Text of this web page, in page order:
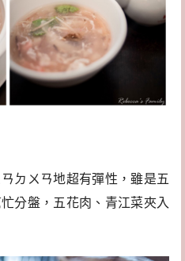
ㄉㄨㄢ地超有彈性，雖是五
分盤，五花肉、青江菜夾入